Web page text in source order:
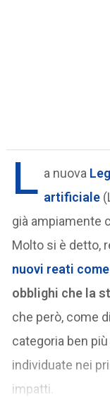
L a nuova
artificiale
già ampiamente
Molto si è detto,
nuovi reati
obblighi che la
che però, come
categoria ben
individuate nei
impatti.